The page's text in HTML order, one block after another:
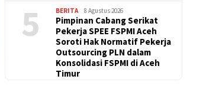
5 BERITA 8 Agustus 2026
Pimpinan Cabang Serikat
Pekerja SPEE FSPMI Aceh
Soroti Hak Normatif Pekerja
Outsourcing PLN dalam
Konsolidasi FSPMI di Aceh
Timur